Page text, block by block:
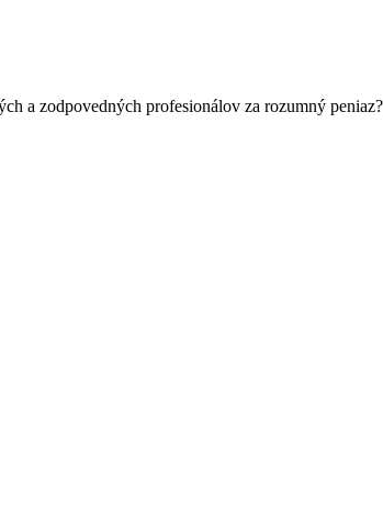
a zodpovedných profesionálov za rozumný